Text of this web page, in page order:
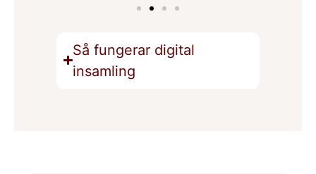
Så fungerar digital
insamling